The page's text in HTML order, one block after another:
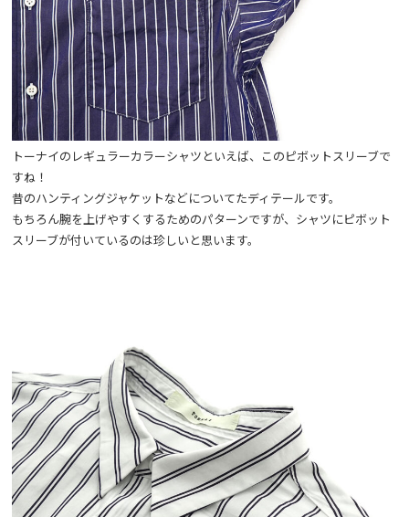
トーナイのレギュラーカラーシャツといえば、このピボットスリーブで
すね！
昔のハンティングジャケットなどについてたディテールです。
もちろん腕を上げやすくするためのパターンですが、シャツにピボット
スリーブが付いているのは珍しいと思います。